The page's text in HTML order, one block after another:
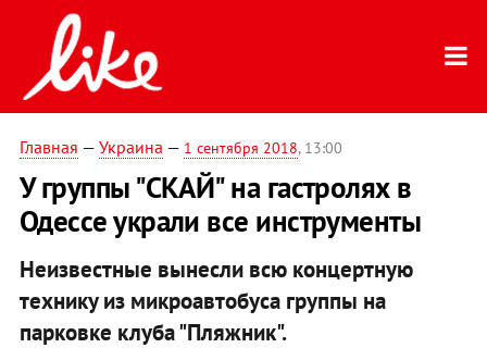
Главная — Украина — 1 сентября 2018, 13:00
У группы "СКАЙ" на гастролях в
Одессе украли все инструменты
Неизвестные вынесли всю концертную
технику из микроавтобуса группы на
парковке клуба "Пляжник".